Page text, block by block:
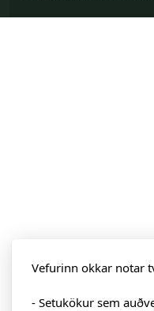
Vefurinn okkar notar
- Setukökur sem